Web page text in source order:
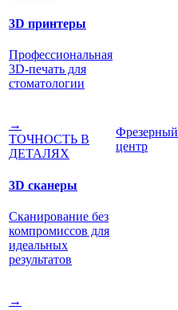
3D принтеры
Профессиональная
3D-печать для
стоматологии
→
ТОЧНОСТЬ В
ДЕТАЛЯХ
3D сканеры
Сканирование без
компромиссов для
идеальных
результатов
→
Фрезерный
центр